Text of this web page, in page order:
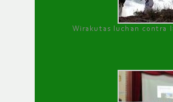
Wirakutas luchan contra